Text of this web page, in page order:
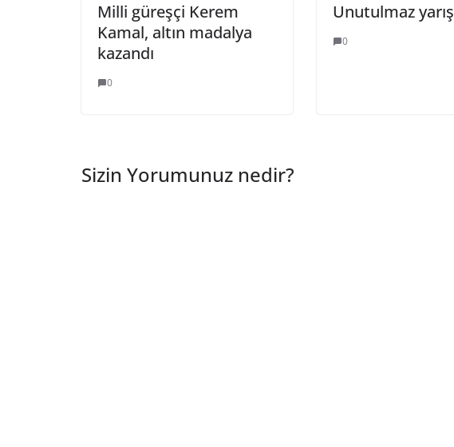
Milli güreşçi Kerem
Kamal, altın madalya
kazandı
0
Unutulmaz yarış
0
Sizin Yorumunuz nedir?